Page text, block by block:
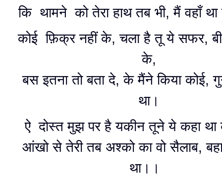
कि थामने को तेरा हाथ तब भी, मैं वहाँ
कोई फ़िक्र नहीं के, चला है तू ये सफर,
के,
बस इतना तो बता दे, के मैंने किया कोई,
था।
ऐ दोस्त मुझ पर है यकीन तूने ये कहा था
आंखो से तेरी तब अश्को का वो सैलाब,
था।।